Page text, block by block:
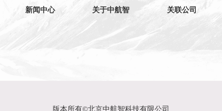
新闻中心 关于中航智 关联公司
版本所有©北京中航智科技有限公司